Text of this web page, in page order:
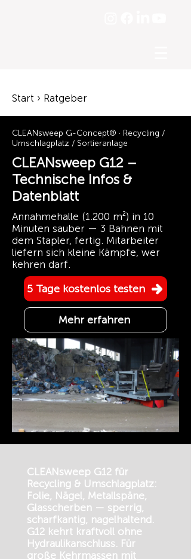
Start › Ratgeber
CLEANsweep G-Concept® · Recycling /
Umschlagplatz / Sortieranlage
CLEANsweep G12 –
Technische Infos &
Datenblatt
Annahmehalle (1.200 m²) in 10
Minuten sauber — 3 Bahnen mit
dem Stapler, fertig. Mitarbeiter
liefern sich kleine Kämpfe, wer
kehren darf.
5 Tage kostenlos testen
Mehr erfahren
CLEANsweep G12 für
Recycling & Umschlagplatz:
Folie, Nägel, Metallspäne,
Glasscherben — sperrig,
scharfkantig, nagelhaltend.
G12 kehrt kraftvoll ohne
Hydraulikanschluss. Für
große Kehrmassen mit